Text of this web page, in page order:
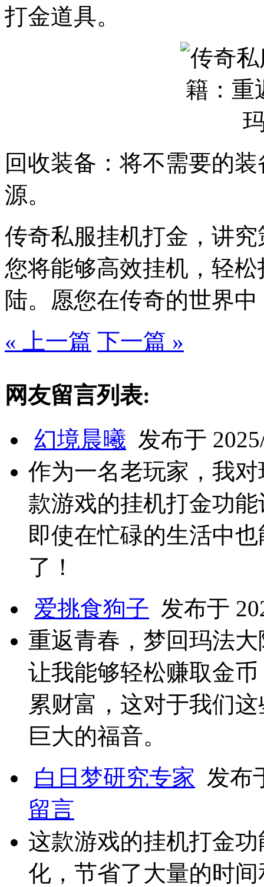
打金道具。
回收装备：将不需要的
源。
传奇私服挂机打金，讲
您将能够高效挂机，轻
陆。愿您在传奇的世界
« 上一篇 下一篇 »
网友留言列表:
幻境晨曦 发布于
作为一名老玩家，我
款游戏的挂机打金功
即使在忙碌的生活中
了！
爱挑食狗子 发布于
重返青春，梦回玛法
让我能够轻松赚取金
累财富，这对于我们
巨大的福音。
白日梦研究专家 发布
留言
这款游戏的挂机打金
化，节省了大量的时